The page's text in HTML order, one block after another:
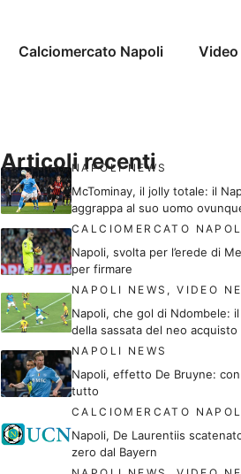
Calciomercato Napoli Video
Articoli recenti
NAPOLI NEWS
McTominay, il jolly totale: il
aggrappa al suo uomo
CALCIOMERCATO
Napoli, svolta per l’erede di
per firmare
NAPOLI NEWS ,VIDEO
Napoli, che gol di Ndombele:
della sassata del neo acquisto
NAPOLI NEWS
Napoli, effetto De Bruyne:
tutto
CALCIOMERCATO
Napoli, De Laurentiis
zero dal Bayern